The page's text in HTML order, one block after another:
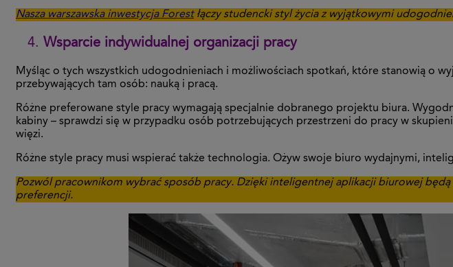
Nasza warszawska inwestycja Forestłączy studencki styl życia z wyjątkowymi
Wsparcie indywidualnej organizacji pracy
Myśląc o tych wszystkich udogodnieniach i możliwościach spotkań, które stanowią o
przebywających tam osób: nauką i pracą.
Różne preferowane style pracy wymagają specjalnie dobranego projektu biura.
kabiny – sprawdzi się w przypadku osób potrzebujących przestrzeni do pracy w
więzi.
Różne style pracy musi wspierać także technologia. Ożyw swoje biuro wydajnymi,
Pozwól pracownikom wybrać sposób pracy. Dzięki inteligentnej aplikacji biurowej
preferencji.